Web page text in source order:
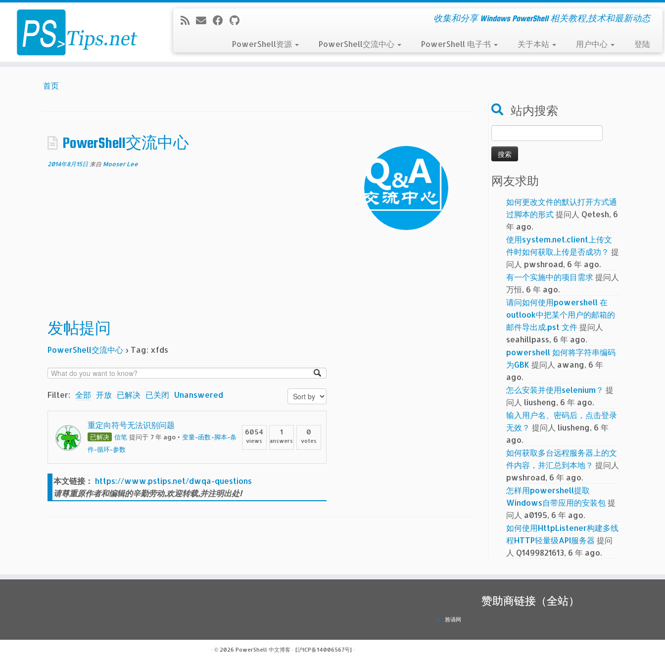
Skip
content
收集和分享 Windows PowerShell 相关教程,技术和最新动态
PowerShell资源 PowerShell交流中心 PowerShell 电子书 关于本站 用户中心 登陆
首页
PowerShell交流中心
2014年8月15日 来自 Mooser Lee
发帖提问
PowerShell交流中心› Tag: xfds
Filter: 全部 开放 已解决 已关闭 Unanswered
重定向符号无法识别问题
已解决 信笔 提问于 7 年 ago • 变量-函数-脚本-条
件-循环-参数
6054
views
1
answers
0
votes
本文链接： https://www.pstips.net/dwqa-questions
请尊重原作者和编辑的辛勤劳动,欢迎转载,并注明出处!
站内搜索
索：
网友求助
如何更改文件的默认打开方式通
过脚本的形式提问人 Qetesh, 6
年 ago.
使用system.net.client上传文
件时如何获取上传是否成功？ 提
问人 pwshroad, 6 年 ago.
有一个实施中的项目需求提问人
万恒, 6 年 ago.
请问如何使用powershell 在
outlook中把某个用户的邮箱的
邮件导出成.pst 文件提问人
seahillpass, 6 年 ago.
powershell 如何将字符串编码
为GBK 提问人 awang, 6 年
ago.
怎么安装并使用selenium？ 提
问人 liusheng, 6 年 ago.
输入用户名、密码后，点击登录
无效？ 提问人 liusheng, 6 年
ago.
如何获取多台远程服务器上的文
件内容，并汇总到本地？ 提问人
pwshroad, 6 年 ago.
怎样用powershell提取
Windows自带应用的安装包提
问人 a0195, 6 年 ago.
如何使用HttpListener构建多线
程HTTP轻量级API服务器 提问
人 Q1499821613, 6 年 ago.
赞助商链接（全站）
雅诵网
· © 2026 PowerShell 中文博客 · [沪ICP备14006567号] ·